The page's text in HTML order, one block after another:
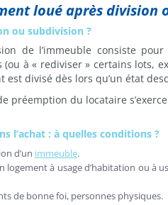
loué après division
ou subdivision ?
de l’immeuble consiste
à « rediviser » certains lots,
est divisé dès lors qu’un état
préemption du locataire
l’achat : à quelles conditions ?
d’un immeuble.
à usage d’habitation ou à
de bonne foi, personnes physiques.